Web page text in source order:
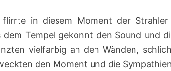
flirrte in diesem Moment der
dem Tempel gekonnt den Sound und
vielfarbig an den Wänden,
den Moment und die